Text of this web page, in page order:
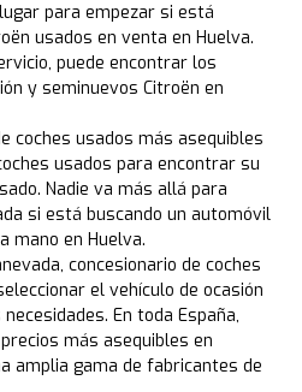
para empezar si está
usados en venta en Huelva.
puede encontrar los
y seminuevos Citroën en
coches usados más asequibles
usados para encontrar su
Nadie va más allá para
si está buscando un automóvil
mano en Huelva.
concesionario de coches
el vehículo de ocasión
En toda España,
más asequibles en
amplia gama de fabricantes de